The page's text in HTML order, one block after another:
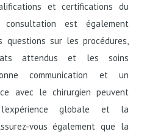
et certifications du
consultation est également
questions sur les procédures,
attendus et les soins
communication et un
avec le chirurgien peuvent
globale et la
vous également que la